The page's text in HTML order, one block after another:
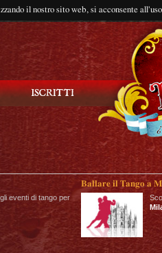
il nostro sito web, si acconsente
eventi di tango per
Ballare il Tango a